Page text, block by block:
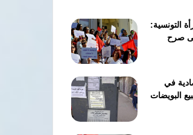
التونسية:
صرح
في
البويضات